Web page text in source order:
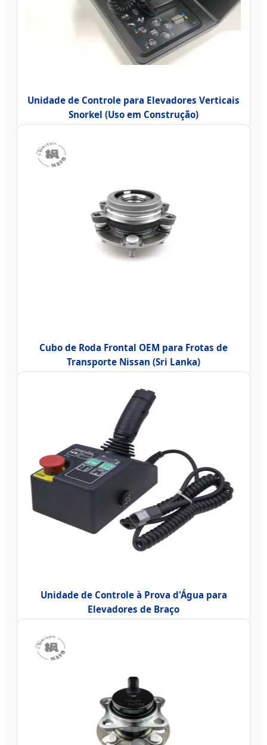
Unidade de Controle para Elevadores Verticais
Snorkel (Uso em Construção)
Cubo de Roda Frontal OEM para Frotas de
Transporte Nissan (Sri Lanka)
Unidade de Controle à Prova d'Água para
Elevadores de Braço